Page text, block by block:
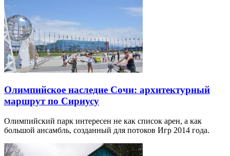
Олимпийское наследие Сочи: архитектурный
маршрут по Сириусу
Олимпийский парк интересен не как список арен, а как
большой ансамбль, созданный для потоков Игр 2014 года.